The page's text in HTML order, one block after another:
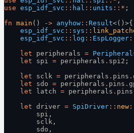
use esp_idf_svc :: hal :: units ::* ;
fn main () -> anyhow :: Result<()>{
    esp_idf_svc
:: sys ::
    esp_idf_svc
:: log :: EspLogger
    let
peripherals =
    let
spi = peripherals . spi2;
    let
sclk = peripherals . pins .
    let
sdo = peripherals . pins .
    let
latch = peripherals . pins
    let
driver = SpiDriver :: new
        spi,
        sclk,
        sdo,